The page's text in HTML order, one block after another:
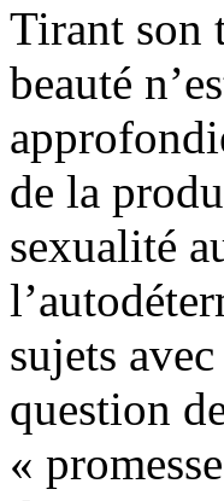
Tirant son
beauté
de la
sexualité
sujets
question
«